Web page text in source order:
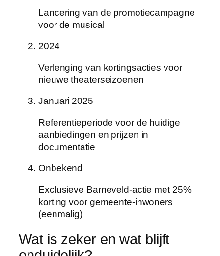
Lancering van de promotiecampagne
voor de musical
2024
Verlenging van kortingsacties voor
nieuwe theaterseizoenen
Januari 2025
Referentieperiode voor de huidige
aanbiedingen en prijzen in
documentatie
Onbekend
Exclusieve Barneveld-actie met 25%
korting voor gemeente-inwoners
(eenmalig)
Wat is zeker en wat blijft